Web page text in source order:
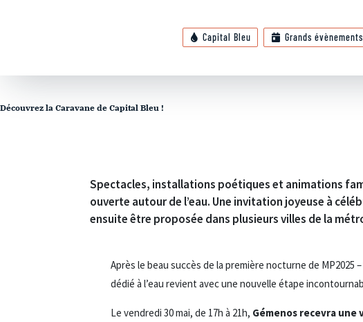
Capital Bleu Grands évènements
Découvrez la Caravane de Capital Bleu !
Spectacles, installations poétiques et animations
ouverte autour de l’eau. Une invitation joyeuse à
ensuite être proposée dans plusieurs villes de la
Après le beau succès de la première nocturne de MP2025
dédié à l’eau revient avec une nouvelle étape
Le vendredi 30 mai, de 17h à 21h, Gémenos recevra